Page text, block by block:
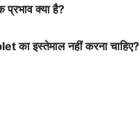
प्रभाव क्या है?
का इस्तेमाल नहीं करना चाहिए?